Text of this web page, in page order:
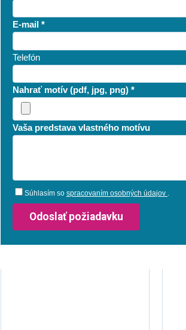
E-mail *
Telefón
Nahrať motív (pdf, jpg, png) *
Vaša predstava vlastného motívu
Súhlasím so spracovaním osobných údajov
Odoslať požiadavku